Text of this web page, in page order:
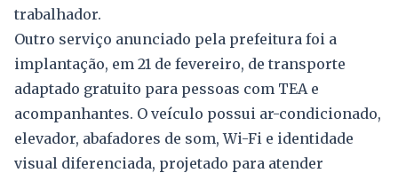
trabalhador.
Outro serviço anunciado pela prefeitura foi a
implantação, em 21 de fevereiro, de transporte
adaptado gratuito para pessoas com TEA e
acompanhantes. O veículo possui ar-condicionado,
elevador, abafadores de som, Wi-Fi e identidade
visual diferenciada, projetado para atender